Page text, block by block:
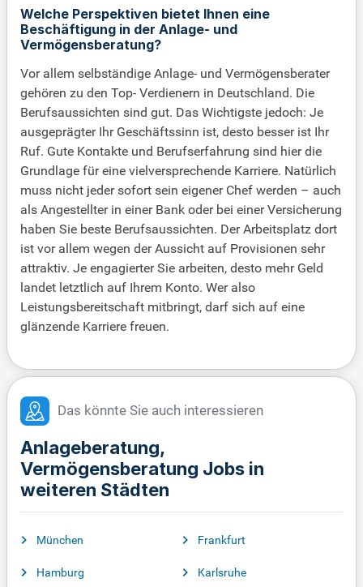
Welche Perspektiven bietet Ihnen eine
Beschäftigung in der Anlage- und
Vermögensberatung?
Vor allem selbständige Anlage- und Vermögensberater
gehören zu den Top- Verdienern in Deutschland. Die
Berufsaussichten sind gut. Das Wichtigste jedoch: Je
ausgeprägter Ihr Geschäftssinn ist, desto besser ist Ihr
Ruf. Gute Kontakte und Berufserfahrung sind hier die
Grundlage für eine vielversprechende Karriere. Natürlich
muss nicht jeder sofort sein eigener Chef werden – auch
als Angestellter in einer Bank oder bei einer Versicherung
haben Sie beste Berufsaussichten. Der Arbeitsplatz dort
ist vor allem wegen der Aussicht auf Provisionen sehr
attraktiv. Je engagierter Sie arbeiten, desto mehr Geld
landet letztlich auf Ihrem Konto. Wer also
Leistungsbereitschaft mitbringt, darf sich auf eine
glänzende Karriere freuen.
Das könnte Sie auch interessieren
Anlageberatung,
Vermögensberatung Jobs in
weiteren Städten
München
Hamburg
Frankfurt
Karlsruhe